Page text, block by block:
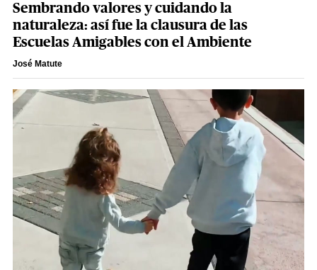
Sembrando valores y cuidando la
naturaleza: así fue la clausura de las
Escuelas Amigables con el Ambiente
José Matute